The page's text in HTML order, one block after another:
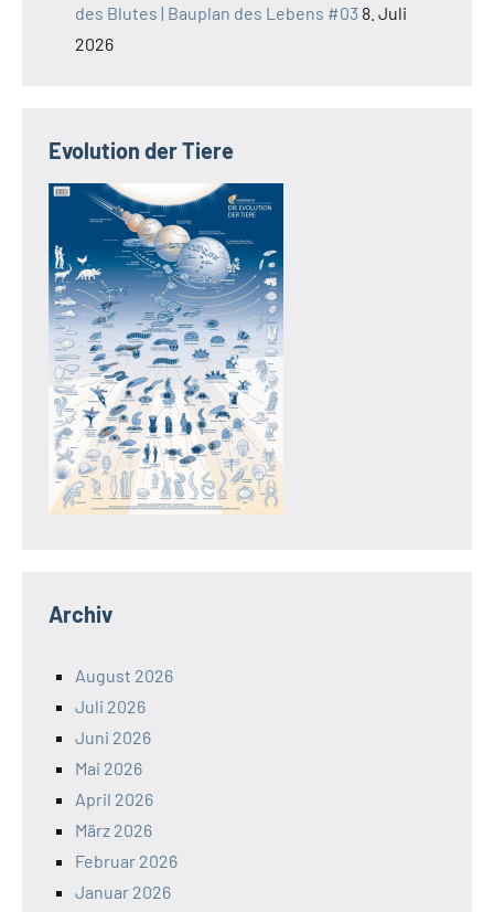
des Blutes | Bauplan des Lebens #03 8. Juli
2026
Evolution der Tiere
Archiv
August 2026
Juli 2026
Juni 2026
Mai 2026
April 2026
März 2026
Februar 2026
Januar 2026